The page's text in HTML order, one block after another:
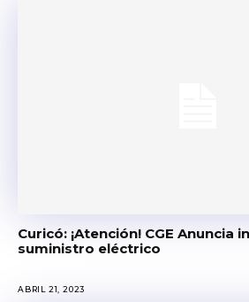
Curicó: ¡Atención! CGE Anuncia
suministro eléctrico
ABRIL 21, 2023